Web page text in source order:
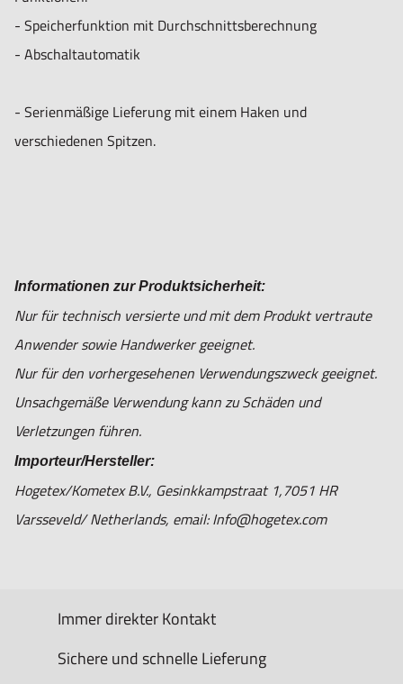
- Speicherfunktion mit Durchschnittsberechnung
- Abschaltautomatik
- Serienmäßige Lieferung mit einem Haken und
verschiedenen Spitzen.
Informationen zur Produktsicherheit:
Nur für technisch versierte und mit dem Produkt vertraute
Anwender sowie Handwerker geeignet.
Nur für den vorhergesehenen Verwendungszweck geeignet.
Unsachgemäße Verwendung kann zu Schäden und
Verletzungen führen.
Importeur/Hersteller:
Hogetex/Kometex B.V., Gesinkkampstraat 1,7051 HR
Varsseveld/ Netherlands, email: Info@hogetex.com
Immer direkter Kontakt
Sichere und schnelle Lieferung